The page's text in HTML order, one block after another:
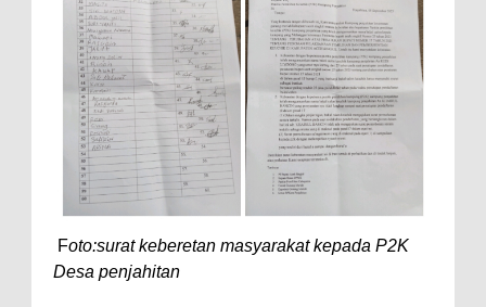
Foto:surat keberetan masyarakat kepada P2K
Desa penjahitan